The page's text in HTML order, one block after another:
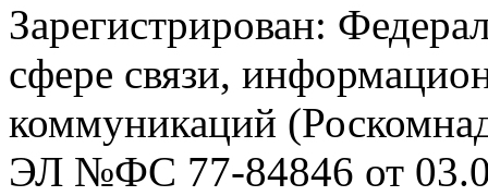
Зарегистрирован:
сфере связи,
коммуникаций
ЭЛ №ФС 77-84846 от